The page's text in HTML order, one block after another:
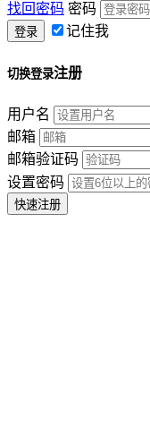
找回密码 密码
记住我
切换登录注册
用户名
邮箱
邮箱验证码
设置密码